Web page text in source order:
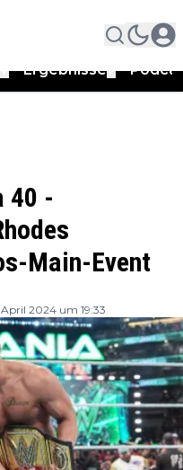
Ergebnisse
40 -
Main-Event
2024 um 19:33